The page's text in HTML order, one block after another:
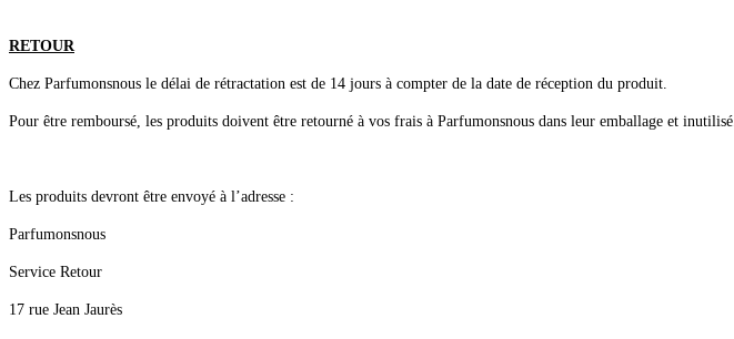
RETOUR
Chez Parfumonsnous le délai de rétractation est de 14 jours à compter de la date de réception du produit.
Pour être remboursé, les produits doivent être retourné à vos frais à Parfumonsnous dans leur emballage et inutilisé.
Les produits devront être envoyé à l’adresse :
Parfumonsnous
Service Retour
17 rue Jean Jaurès